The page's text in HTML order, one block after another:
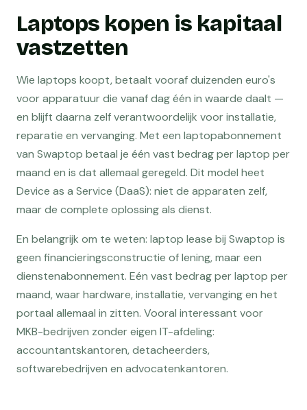
Laptops kopen is kapitaal
vastzetten
Wie laptops koopt, betaalt vooraf duizenden euro's
voor apparatuur die vanaf dag één in waarde daalt —
en blijft daarna zelf verantwoordelijk voor installatie,
reparatie en vervanging. Met een laptopabonnement
van Swaptop betaal je één vast bedrag per laptop per
maand en is dat allemaal geregeld. Dit model heet
Device as a Service (DaaS): niet de apparaten zelf,
maar de complete oplossing als dienst.
En belangrijk om te weten: laptop lease bij Swaptop is
geen financieringsconstructie of lening, maar een
dienstenabonnement. Eén vast bedrag per laptop per
maand, waar hardware, installatie, vervanging en het
portaal allemaal in zitten. Vooral interessant voor
MKB-bedrijven zonder eigen IT-afdeling:
accountantskantoren, detacheerders,
softwarebedrijven en advocatenkantoren.